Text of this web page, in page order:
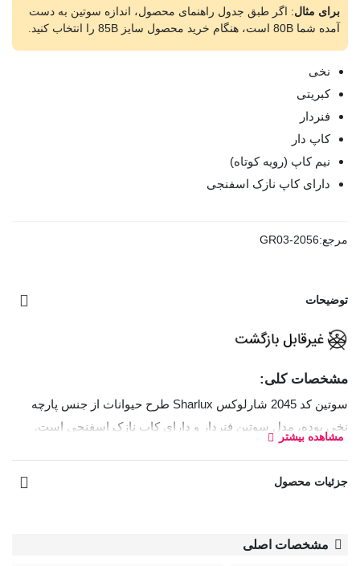
برای مثال: اگر طبق جدول راهنمای محصول، اندازه سوتین به دست
آمده شما 80B است، هنگام خرید محصول سایز 85B را انتخاب کنید.
نخی
کبریتی
فنردار
کاپ دار
نیم کاپ (رویه کوتاه)
دارای کاپ نازک اسفنجی
مرجع:GR03-2056
توضیحات
مشخصات کلی:
سوتین کد 2045 شارلوکس Sharlux طرح حیوانات از جنس پارچه
نخی بوده، مدل سوتین فنردار و دارای کاپ نازک اسفنجی است.
بند سوتین قابل تنظیم و غیر قابل جدا شدن
قزن سوتین: سه ردیف دو تایی
: این سوتین‌ها دارای کاپ‌های نازک‌تری از اسفنج هستند و
مشاهده بیشتر
جزئیات محصول
مشخصات اصلی